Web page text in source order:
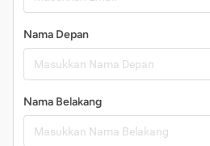
Nama Depan
Nama Belakang